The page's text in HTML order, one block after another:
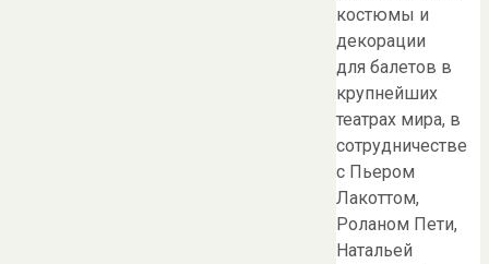
костюмы и
декорации
для балетов в
крупнейших
театрах мира, в
сотрудничестве
с Пьером
Лакоттом,
Роланом Пети,
Натальей